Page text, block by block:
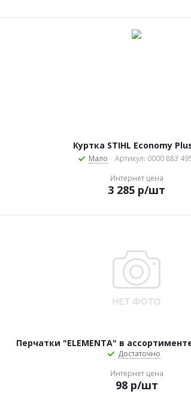
Куртка STIHL Economy
Мало
Артикул: 0000 883
Интернет цена
3 285 р/шт
Перчатки "ELEMENTA" в
Достаточно
Интернет цена
98р/шт